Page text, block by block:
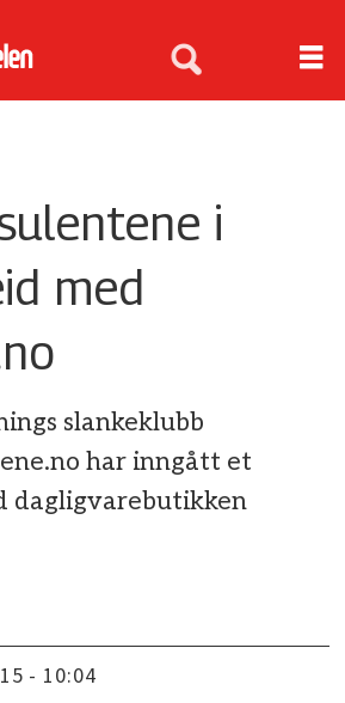
i
med
slankeklubb
har inngått et
dagligvarebutikken
- 10:04